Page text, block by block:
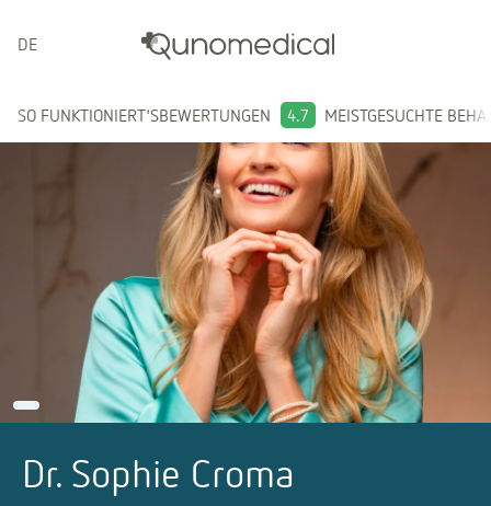
DEUTSCH
SO FUNKTIONIERT'SBEWERTUNGEN 4.7 MEISTGESUCHTE
Dr. Sophie Croma